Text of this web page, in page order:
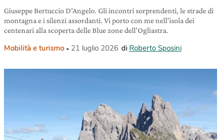
Giuseppe Bertuccio D’Angelo. Gli incontri sorprendenti, le strade di
montagna e i silenzi assordanti. Vi porto con me nell’isola dei
centenari alla scoperta delle Blue zone dell’Ogliastra.
Mobilità e turismo 21 luglio 2026 di Roberto Sposini